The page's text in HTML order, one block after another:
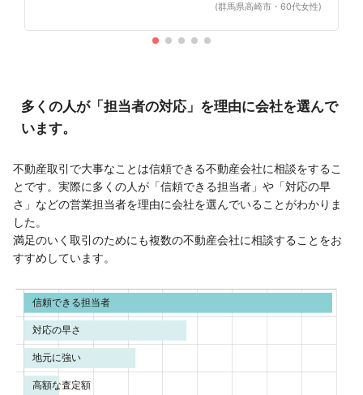
(群馬県高崎市・60代女性)
多くの人が「担当者の対応」を理由に会社を選んで
います。
不動産取引で大事なことは信頼できる不動産会社に相談をするこ
とです。実際に多くの人が「信頼できる担当者」や「対応の早
さ」などの営業担当者を理由に会社を選んでいることがわかりま
した。
満足のいく取引のためにも複数の不動産会社に相談することをお
すすめしています。